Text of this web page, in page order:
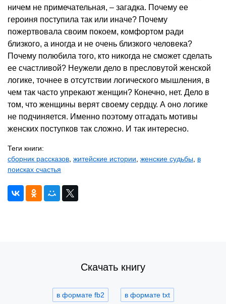
ничем не примечательная, – загадка. Почему ее
героиня поступила так или иначе? Почему
пожертвовала своим покоем, комфортом ради
близкого, а иногда и не очень близкого человека?
Почему полюбила того, кто никогда не сможет сделать
ее счастливой? Неужели дело в пресловутой женской
логике, точнее в отсутствии логического мышления, в
чем так часто упрекают женщин? Конечно, нет. Дело в
том, что женщины верят своему сердцу. А оно логике
не подчиняется. Именно поэтому отгадать мотивы
женских поступков так сложно. И так интересно.
Теги книги:
сборник рассказов житейские истории женские судьбы в
поисках счастья
Скачать книгу
в формате fb2 в формате txt